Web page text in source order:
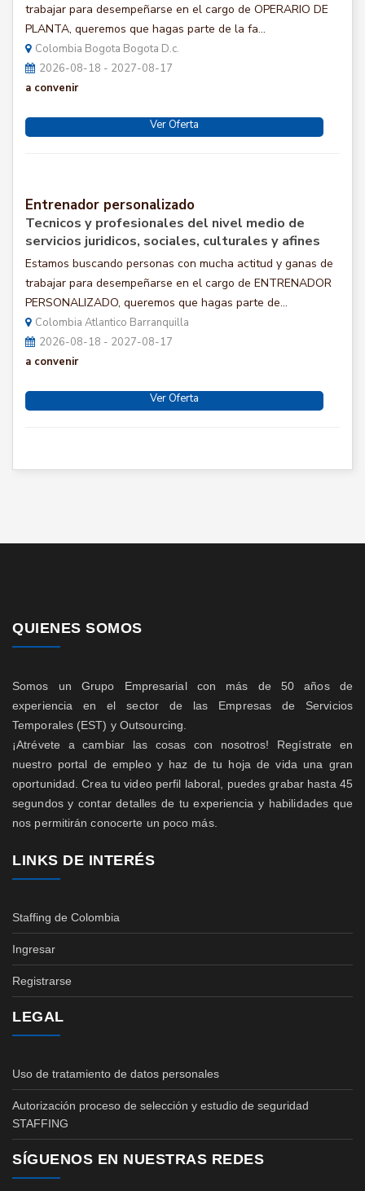
trabajar para desempeñarse en el cargo de OPERARIO DE
PLANTA, queremos que hagas parte de la fa...
Colombia Bogota Bogota D.c.
2026-08-18 - 2027-08-17
a convenir
Ver Oferta
Entrenador personalizado
Tecnicos y profesionales del nivel medio de
servicios juridicos, sociales, culturales y afines
Estamos buscando personas con mucha actitud y ganas de
trabajar para desempeñarse en el cargo de ENTRENADOR
PERSONALIZADO, queremos que hagas parte de...
Colombia Atlantico Barranquilla
2026-08-18 - 2027-08-17
a convenir
Ver Oferta
QUIENES SOMOS
Somos un Grupo Empresarial con más de 50 años de
experiencia en el sector de las Empresas de Servicios
Temporales (EST) y Outsourcing.
¡Atrévete a cambiar las cosas con nosotros! Regístrate en
nuestro portal de empleo y haz de tu hoja de vida una gran
oportunidad. Crea tu video perfil laboral, puedes grabar hasta 45
segundos y contar detalles de tu experiencia y habilidades que
nos permitirán conocerte un poco más.
LINKS DE INTERÉS
Staffing de Colombia
Ingresar
Registrarse
LEGAL
Uso de tratamiento de datos personales
Autorización proceso de selección y estudio de seguridad
STAFFING
SÍGUENOS EN NUESTRAS REDES